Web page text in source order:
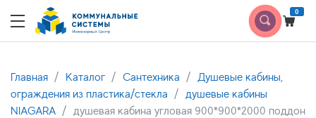
0
Главная Каталог Сантехника
Душевые кабины,
ограждения из пластика/стекла
душевые кабины
NIAGARA
душевая кабина угловая 900*900*2000 поддон